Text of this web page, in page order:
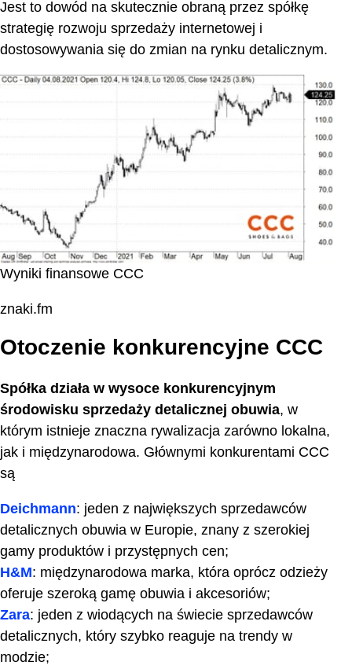
Jest to dowód na skutecznie obraną przez spółkę
strategię rozwoju sprzedaży internetowej i
dostosowywania się do zmian na rynku detalicznym.
Wyniki finansowe CCC
znaki.fm
Otoczenie konkurencyjne CCC
Spółka działa w wysoce konkurencyjnym
środowisku sprzedaży detalicznej obuwia, w
którym istnieje znaczna rywalizacja zarówno lokalna,
jak i międzynarodowa. Głównymi konkurentami CCC
są
Deichmann: jeden z największych sprzedawców
detalicznych obuwia w Europie, znany z szerokiej
gamy produktów i przystępnych cen;
H&M: międzynarodowa marka, która oprócz odzieży
oferuje szeroką gamę obuwia i akcesoriów;
Zara: jeden z wiodących na świecie sprzedawców
detalicznych, który szybko reaguje na trendy w
modzie;